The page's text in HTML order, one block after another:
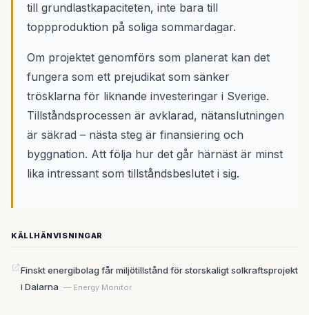
till grundlastkapaciteten, inte bara till
toppproduktion på soliga sommardagar.
Om projektet genomförs som planerat kan det
fungera som ett prejudikat som sänker
trösklarna för liknande investeringar i Sverige.
Tillståndsprocessen är avklarad, nätanslutningen
är säkrad – nästa steg är finansiering och
byggnation. Att följa hur det går härnäst är minst
lika intressant som tillståndsbeslutet i sig.
KÄLLHÄNVISNINGAR
Finskt energibolag får miljötillstånd för storskaligt solkraftsprojekt
i Dalarna — Energy Monitor